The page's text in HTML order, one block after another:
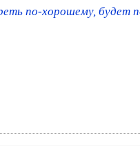
по-хорошему, будет